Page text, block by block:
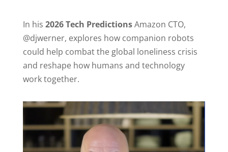
In his 2026 Tech PredictionsAmazon CTO,
@djwerner, explores how companion robots
could help combat the global loneliness crisis
and reshape how humans and technology
work together.